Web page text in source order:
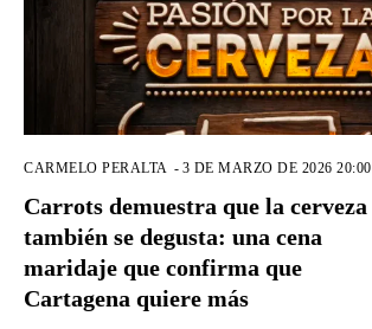
CARMELO PERALTA - 3 DE MARZO DE 2026 20:00
Carrots demuestra que la cerveza
también se degusta: una cena
maridaje que confirma que
Cartagena quiere más